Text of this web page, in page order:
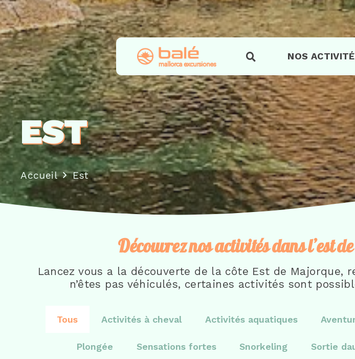
NOS
EST
Accueil Est
Découvrez nos activités dans l’est
Lancez vous a la découverte de la côte Est de
n’êtes pas véhiculés, certaines activités sont
Tous Activités à cheval Activités aquatiques
Plongée Sensations fortes Snorkeling Sortie